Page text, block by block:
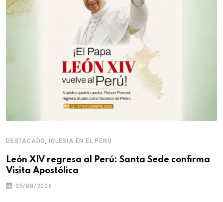
DESTACADO,IGLESIA EN EL PERÚ
León XIV regresa al Perú: Santa Sede confirma
Visita Apostólica
05/08/2026